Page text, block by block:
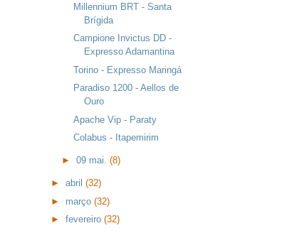
Millennium BRT - Santa
Brígida
Campione Invictus DD -
Expresso Adamantina
Torino - Expresso Maringá
Paradiso 1200 - Aellos de
Ouro
Apache Vip - Paraty
Colabus - Itapemirim
►09 mai.(8)
► abril (32)
► março (32)
► fevereiro (32)